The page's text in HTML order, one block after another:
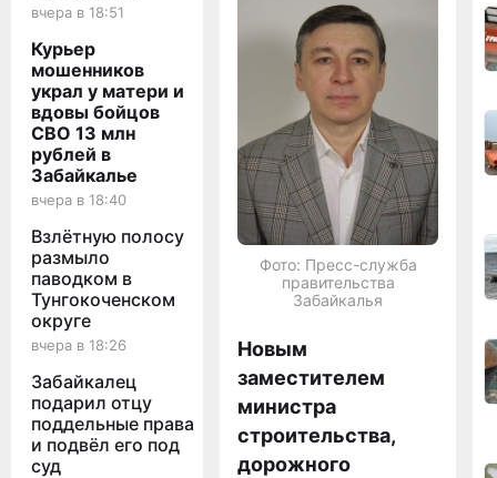
вчера в 18:51
Курьер
мошенников
украл у матери и
вдовы бойцов
СВО 13 млн
рублей в
Забайкалье
вчера в 18:40
Взлётную полосу
размыло
паводком в
Тунгокоченском
округе
вчера в 18:26
Забайкалец
подарил отцу
поддельные права
и подвёл его под
суд
Фото: Пресс-служба
правительства
Забайкалья
Новым
заместителем
министра
строительства,
дорожного